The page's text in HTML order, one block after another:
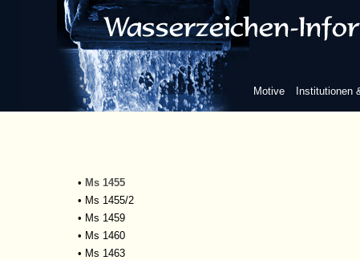
Motive Institutionen
•Ms 1435
•Ms 1436
•Ms 1439
•Ms 1446
•Ms 1448
•Ms 1449
•Ms 1450
• Ms 1455
• Ms 1455/2
• Ms 1459
• Ms 1460
• Ms 1463